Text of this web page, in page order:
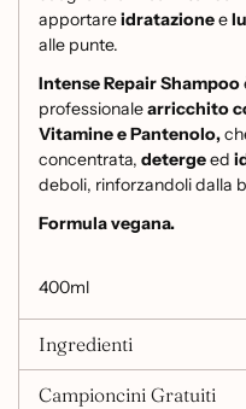
apportareidratazionee
alle punte.
Intense Repair Shampoo
professionalearricchito
Vitamine e Pantenolo,
concentrata, detergeed
deboli, rinforzandoli dalla
Formula vegana.
400ml
Ingredienti
Campioncini Gratuiti